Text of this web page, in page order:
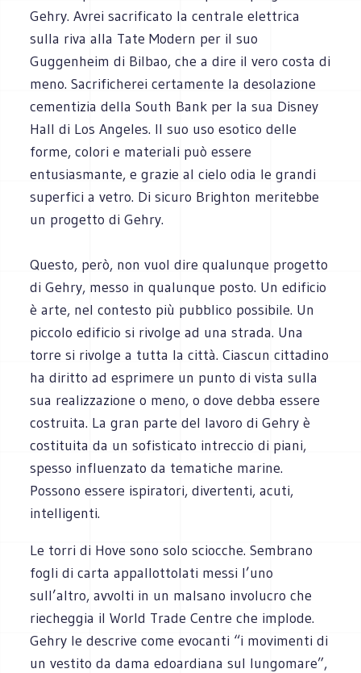
Gehry. Avrei sacrificato la centrale elettrica
sulla riva alla Tate Modern per il suo
Guggenheim di Bilbao, che a dire il vero costa di
meno. Sacrificherei certamente la desolazione
cementizia della South Bank per la sua Disney
Hall di Los Angeles. Il suo uso esotico delle
forme, colori e materiali può essere
entusiasmante, e grazie al cielo odia le grandi
superfici a vetro. Di sicuro Brighton meritebbe
un progetto di Gehry.
Questo, però, non vuol dire qualunque progetto
di Gehry, messo in qualunque posto. Un edificio
è arte, nel contesto più pubblico possibile. Un
piccolo edificio si rivolge ad una strada. Una
torre si rivolge a tutta la città. Ciascun cittadino
ha diritto ad esprimere un punto di vista sulla
sua realizzazione o meno, o dove debba essere
costruita. La gran parte del lavoro di Gehry è
costituita da un sofisticato intreccio di piani,
spesso influenzato da tematiche marine.
Possono essere ispiratori, divertenti, acuti,
intelligenti.
Le torri di Hove sono solo sciocche. Sembrano
fogli di carta appallottolati messi l’uno
sull’altro, avvolti in un malsano involucro che
riecheggia il World Trade Centre che implode.
Gehry le descrive come evocanti “i movimenti di
un vestito da dama edoardiana sul lungomare”,